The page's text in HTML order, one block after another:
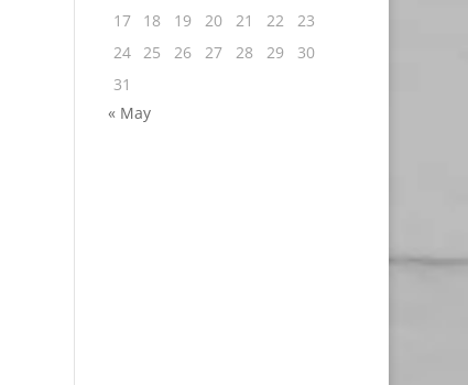
17
18 19 20 21 22
23
24 25 26 27 28 29
30
31
« May